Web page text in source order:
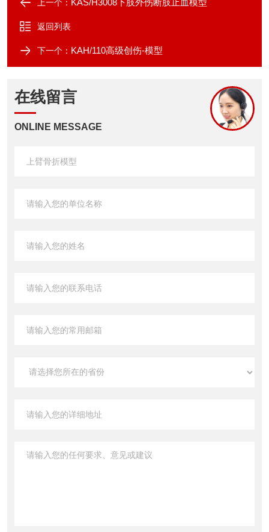
上一个： KAS/H3008下肢外伤断肢止血模型
返回列表
下一个： KAH/110高级创伤-模型
在线留言
ONLINE MESSAGE